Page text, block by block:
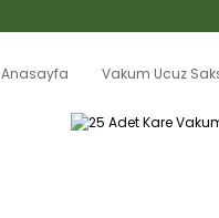
Anasayfa Vakum Ucuz